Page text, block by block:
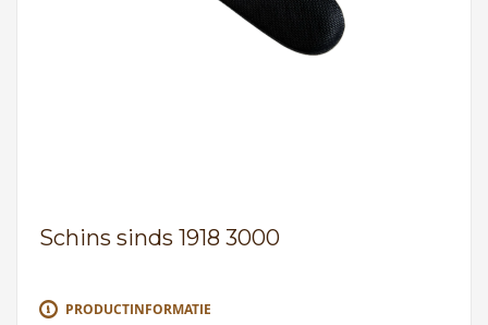
Schins sinds 1918 3000
PRODUCTINFORMATIE